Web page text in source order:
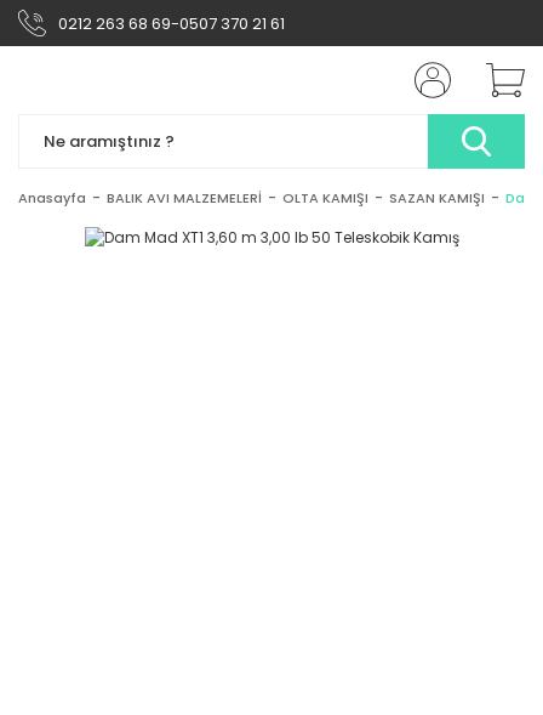
0212 263 68 69-0507 370 21 61
Anasayfa BALIK AVI MALZEMELERİ OLTA KAMIŞI SAZAN KAMIŞI Dam